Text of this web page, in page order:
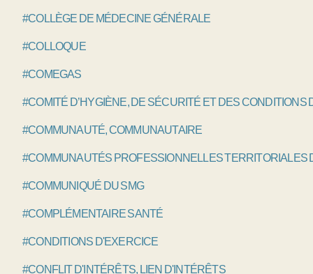
#COLLÈGE DE MÉDECINE GÉNÉRALE
#COLLOQUE
#COMEGAS
#COMITÉ D’HYGIÈNE, DE SÉCURITÉ ET DES CONDITIONS
#COMMUNAUTÉ, COMMUNAUTAIRE
#COMMUNAUTÉS PROFESSIONNELLES TERRITORIALES
#COMMUNIQUÉ DU SMG
#COMPLÉMENTAIRE SANTÉ
#CONDITIONS D'EXERCICE
#CONFLIT D'INTÉRÊTS, LIEN D'INTÉRÊTS